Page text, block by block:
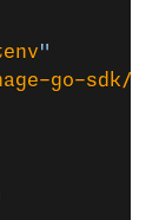
"
go-sdk/